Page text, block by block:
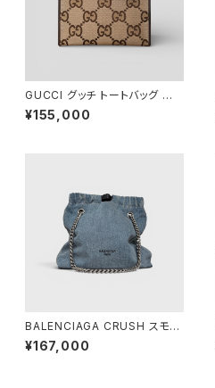
GUCCI グッチ トートバッグ ジャ
ンボGG キャンバス 678839
¥155,000
BALENCIAGA CRUSH スモー
ル トートバッグ デニム
¥167,000